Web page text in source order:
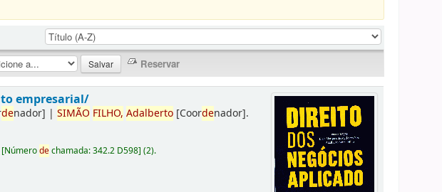
empresarial/
denador] |SIMÃO FILHO, Adalberto [Coordenador].
[Númerodechamada:342.2 D598](2).